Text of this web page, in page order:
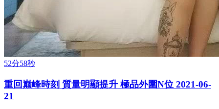
52分58秒
重回巅峰時刻 質量明顯提升 極品外圍N位 2021-06-
21